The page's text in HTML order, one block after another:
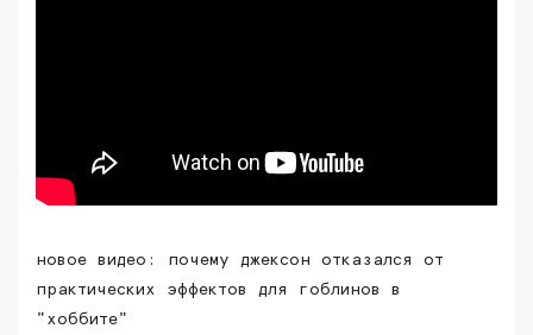
новое видео: почему джексон отказался от
практических эффектов для гоблинов в
"хоббите"